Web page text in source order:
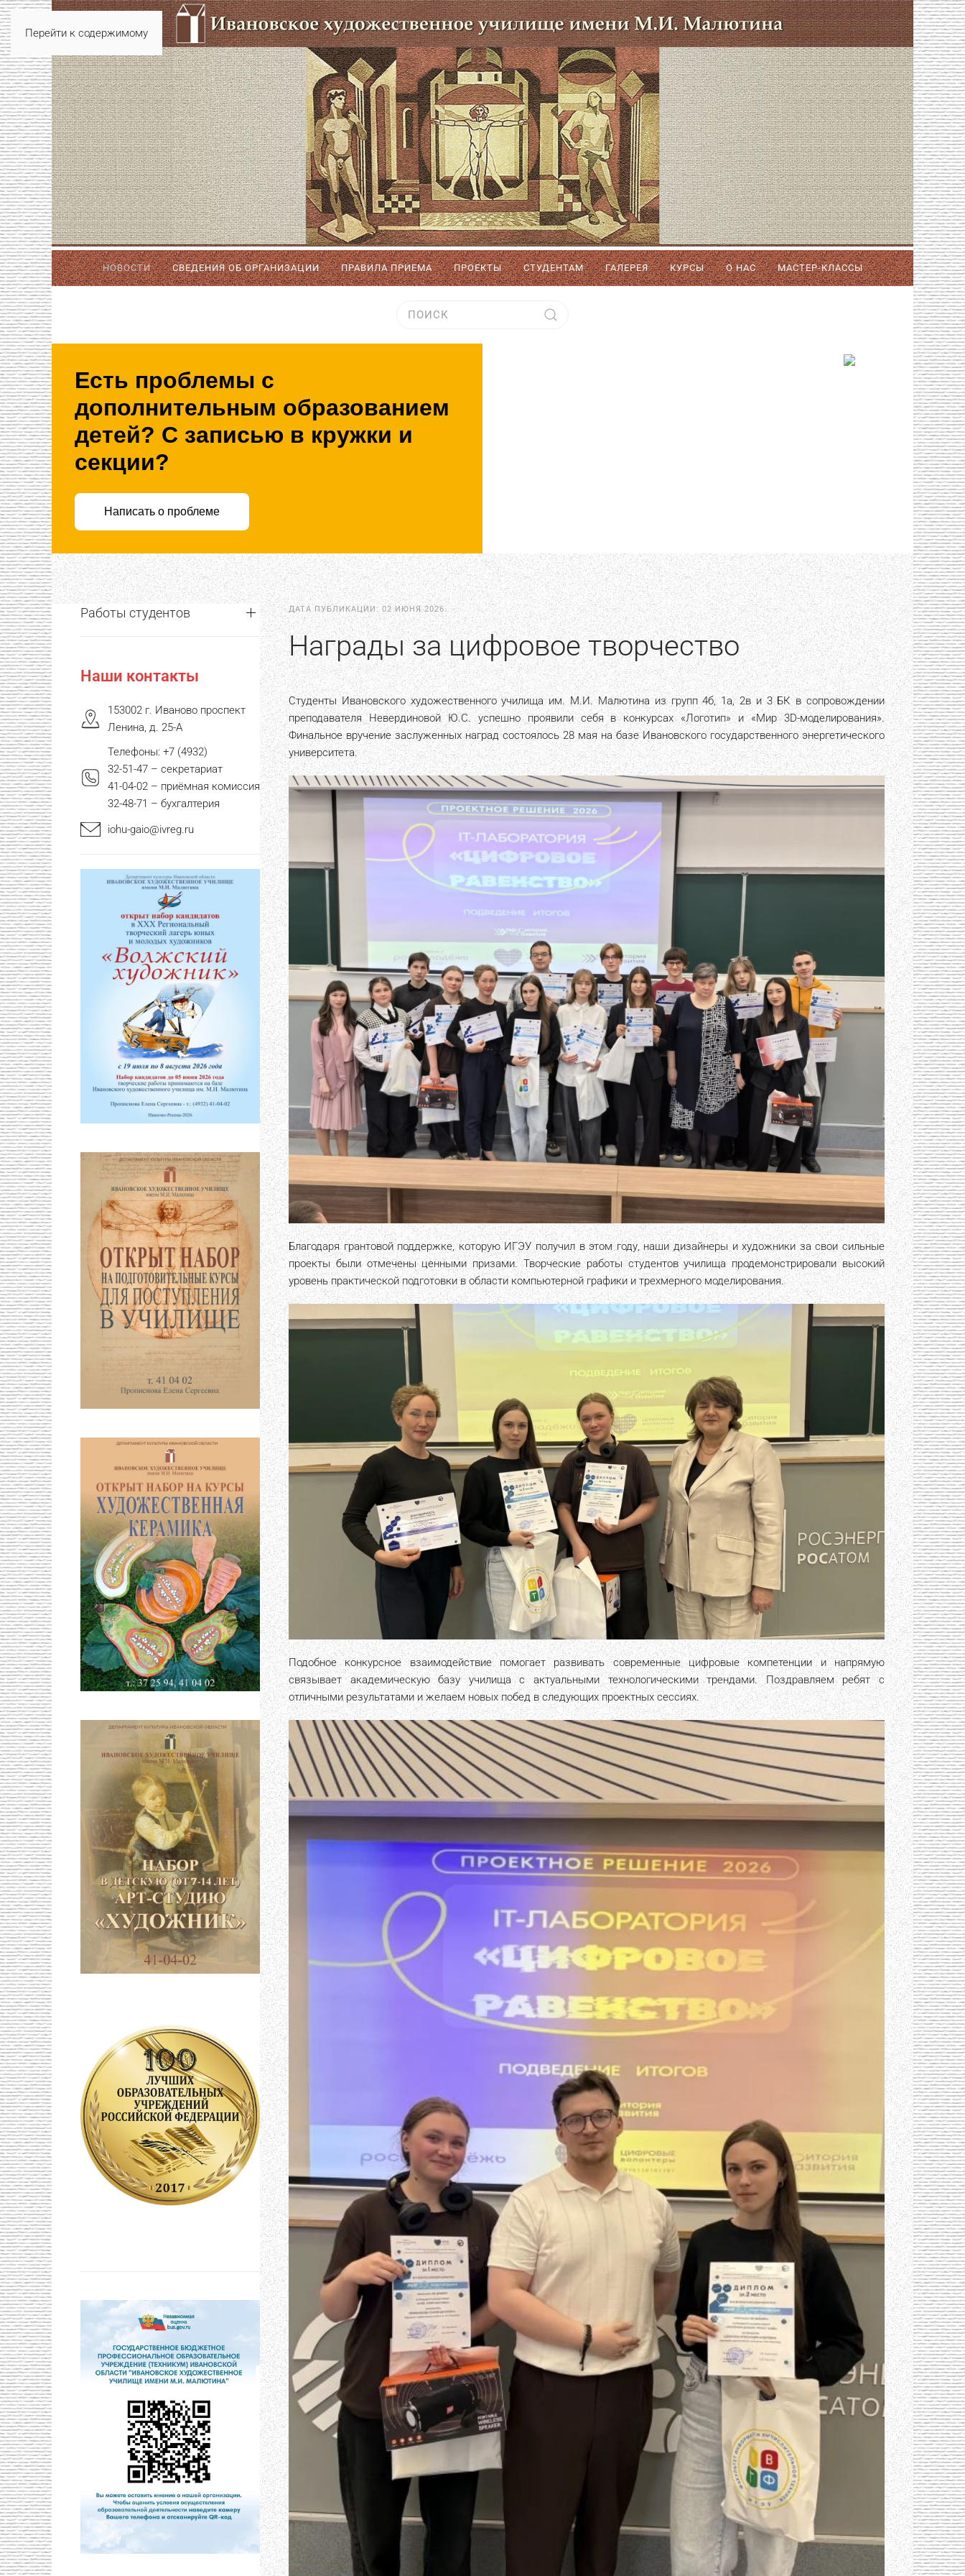
Перейти к содержимому
НОВОСТИ СВЕДЕНИЯ ОБ ОРГАНИЗАЦИИ ПРАВИЛА ПРИЕМА ПРОЕКТЫ СТУДЕНТАМ ГАЛЕРЕЯ КУРСЫ О НАС МАСТЕР-КЛАССЫ
Есть проблемы с
дополнительным образованием
детей? С записью в кружки и
секции?
Написать о проблеме
ДАТА ПУБЛИКАЦИИ: 02 ИЮНЯ 2026.
Награды за цифровое творчество
Студенты Ивановского художественного училища им. М.И. Малютина из групп 4б, 1а, 2в и 3 БК в сопровождении
преподавателя Невердиновой Ю.С. успешно проявили себя в конкурсах «Логотип» и «Мир 3D-моделирования».
Финальное вручение заслуженных наград состоялось 28 мая на базе Ивановского государственного энергетического
университета.
Благодаря грантовой поддержке, которую ИГЭУ получил в этом году, наши дизайнеры и художники за свои сильные
проекты были отмечены ценными призами. Творческие работы студентов училища продемонстрировали высокий
уровень практической подготовки в области компьютерной графики и трехмерного моделирования.
Подобное конкурсное взаимодействие помогает развивать современные цифровые компетенции и напрямую
связывает академическую базу училища с актуальными технологическими трендами. Поздравляем ребят с
отличными результатами и желаем новых побед в следующих проектных сессиях.
Работы студентов
Наши контакты
153002 г. Иваново проспект
Ленина, д. 25-А
Телефоны: +7 (4932)
32-51-47 – секретариат
41-04-02 – приёмная комиссия
32-48-71 – бухгалтерия
iohu-gaio@ivreg.ru